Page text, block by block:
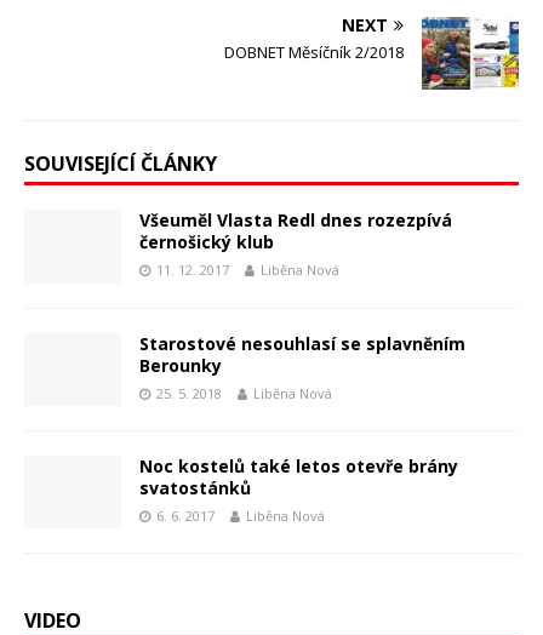
NEXT
DOBNET Měsíčník 2/2018
SOUVISEJÍCÍ ČLÁNKY
Všeuměl Vlasta Redl dnes rozezpívá
černošický klub
11. 12. 2017 Liběna Nová
Starostové nesouhlasí se splavněním
Berounky
25. 5. 2018 Liběna Nová
Noc kostelů také letos otevře brány
svatostánků
6. 6. 2017 Liběna Nová
VIDEO